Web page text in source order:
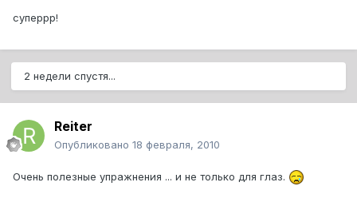
суперрр!
2 недели спустя...
Reiter
Опубликовано 18 февраля, 2010
Очень полезные упражнения ... и не только для глаз.